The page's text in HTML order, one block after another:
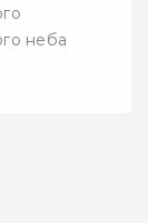
неба